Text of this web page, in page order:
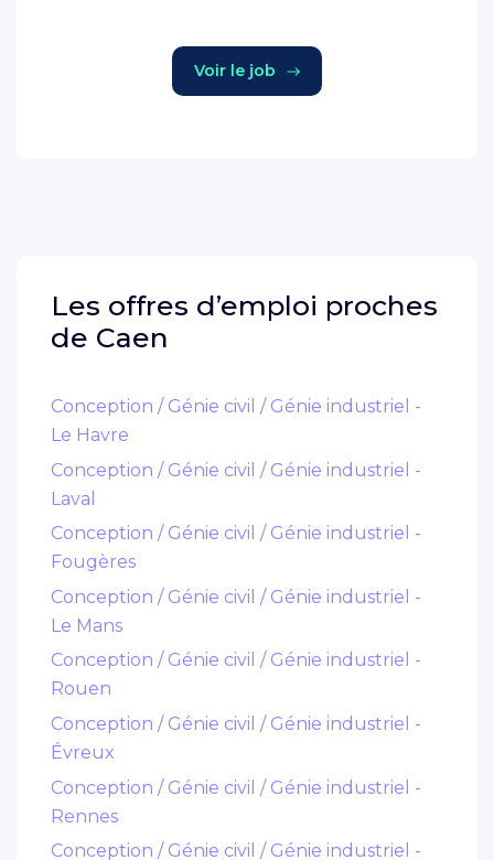
Voir le job
Les offres d’emploi proches
de Caen
Conception / Génie civil / Génie industriel -
Le Havre
Conception / Génie civil / Génie industriel -
Laval
Conception / Génie civil / Génie industriel -
Fougères
Conception / Génie civil / Génie industriel -
Le Mans
Conception / Génie civil / Génie industriel -
Rouen
Conception / Génie civil / Génie industriel -
Évreux
Conception / Génie civil / Génie industriel -
Rennes
Conception / Génie civil / Génie industriel -